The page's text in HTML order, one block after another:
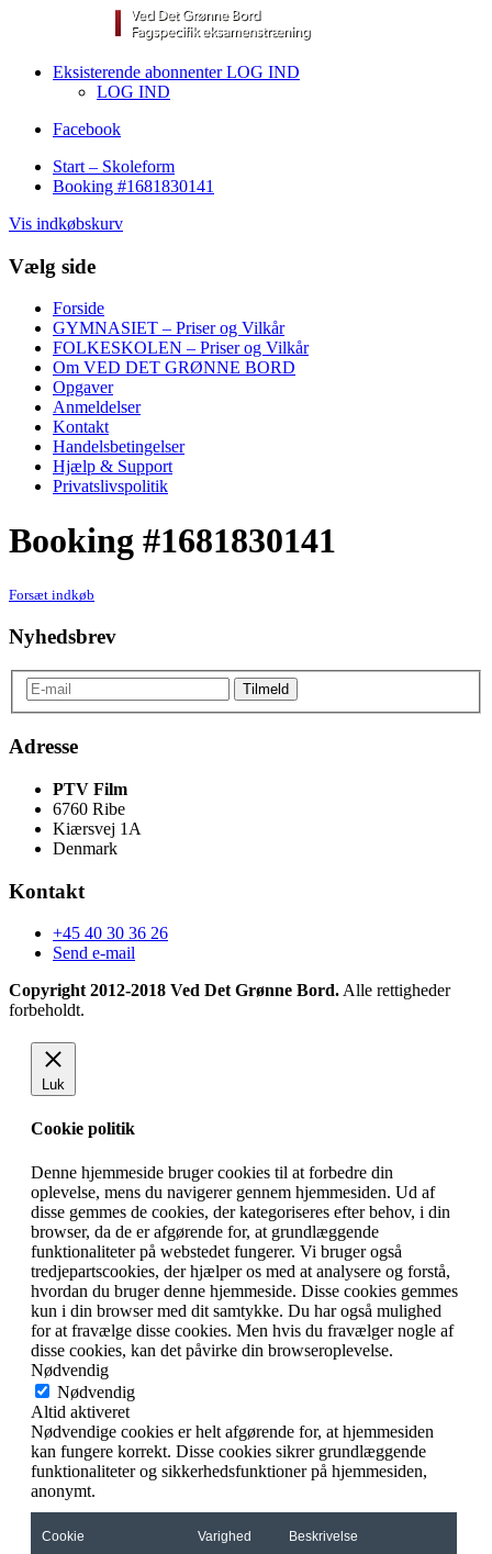
Eksisterende abonnenter LOG IND
LOG IND
Facebook
Start – Skoleform
Booking #1681830141
Vis indkøbskurv
Vælg side
Forside
GYMNASIET – Priser og Vilkår
FOLKESKOLEN – Priser og Vilkår
Om VED DET GRØNNE BORD
Opgaver
Anmeldelser
Kontakt
Handelsbetingelser
Hjælp & Support
Privatslivspolitik
Booking #1681830141
Forsæt indkøb
Nyhedsbrev
Adresse
PTV Film
6760 Ribe
Kiærsvej 1A
Denmark
Kontakt
+45 40 30 36 26
Send e-mail
Copyright 2012-2018 Ved Det Grønne Bord. Alle rettigheder
forbeholdt.
Luk
Cookie politik
Denne hjemmeside bruger cookies til at forbedre din
oplevelse, mens du navigerer gennem hjemmesiden. Ud af
disse gemmes de cookies, der kategoriseres efter behov, i din
browser, da de er afgørende for, at grundlæggende
funktionaliteter på webstedet fungerer. Vi bruger også
tredjepartscookies, der hjælper os med at analysere og forstå,
hvordan du bruger denne hjemmeside. Disse cookies gemmes
kun i din browser med dit samtykke. Du har også mulighed
for at fravælge disse cookies. Men hvis du fravælger nogle af
disse cookies, kan det påvirke din browseroplevelse.
Nødvendig
Nødvendig
Altid aktiveret
Nødvendige cookies er helt afgørende for, at hjemmesiden
kan fungere korrekt. Disse cookies sikrer grundlæggende
funktionaliteter og sikkerhedsfunktioner på hjemmesiden,
anonymt.
Cookie Varighed Beskrivelse